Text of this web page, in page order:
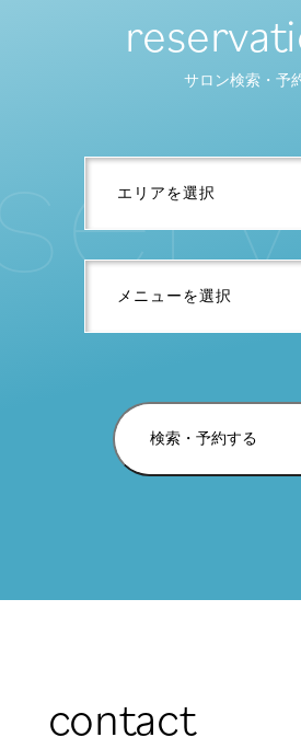
サロン検索・予
検索・予約する
erv
contact